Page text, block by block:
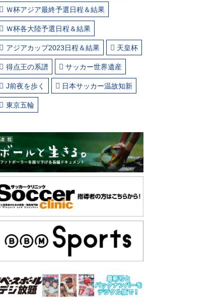
Ｗ杯アジア最終予選日程＆結果
Ｗ杯各大陸予選日程＆結果
アジアカップ2023日程＆結果 天皇杯
得点王の系譜 サッカー世界遺産
J前夜を歩く 日本サッカー温故知新
東京五輪